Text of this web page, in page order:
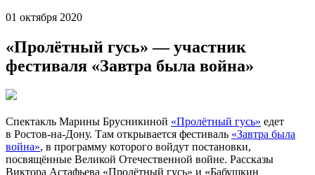
01 октября 2020
«Пролётный гусь» — участник
фестиваля «Завтра была война»
Спектакль Марины Брусникиной «Пролётный гусь» едет
в Ростов-на-Дону. Там открывается фестиваль «Завтра была
война», в программу которого войдут постановки,
посвящённые Великой Отечественной войне. Рассказы
Виктора Астафьева «Пролётный гусь» и «Бабушкин